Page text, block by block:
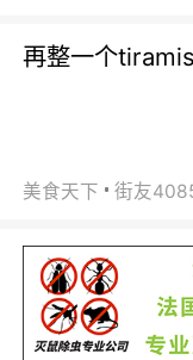
再整一个
美食天下